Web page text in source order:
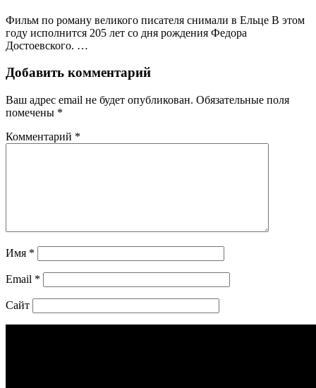
Фильм по роману великого писателя снимали в Ельце В этом
году исполнится 205 лет со дня рождения Федора
Достоевского. …
Добавить комментарий
Ваш адрес email не будет опубликован. Обязательные поля
помечены *
Комментарий *
Имя *
Email *
Сайт